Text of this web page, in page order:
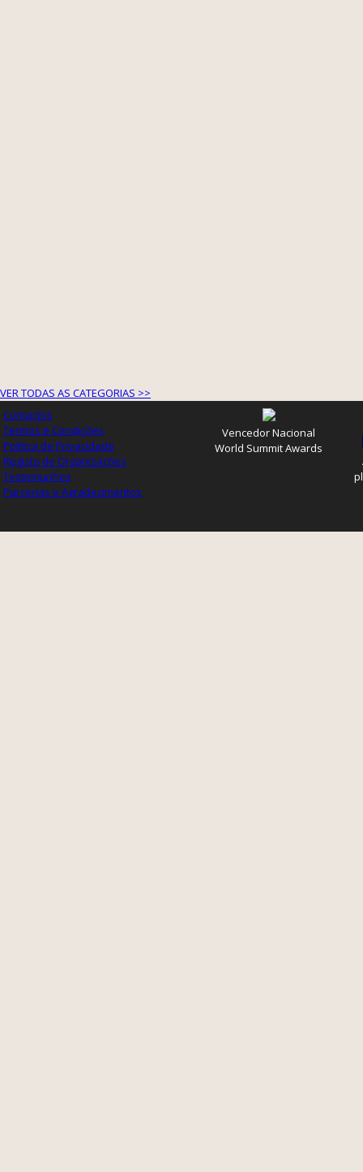
VER TODAS AS CATEGORIAS >>
Contactos
Termos e Condições
Política de Privacidade
Registo de Organizações
Testemunhos
Parcerias e Agradecimentos
Vencedor Nacional
World Summit Awards